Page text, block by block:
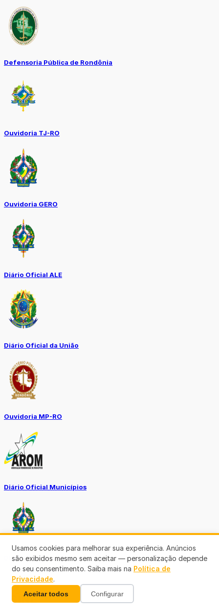
Defensoria Pública de Rondônia
Ouvidoria TJ-RO
Ouvidoria GERO
Diário Oficial ALE
Diário Oficial da União
Ouvidoria MP-RO
Diário Oficial Municípios
Diario Oficial Justiça
Usamos cookies para melhorar sua experiência. Anúncios
são exibidos mesmo sem aceitar — personalização depende
do seu consentimento. Saiba mais na Política de
Privacidade.
Aceitar todos Configurar